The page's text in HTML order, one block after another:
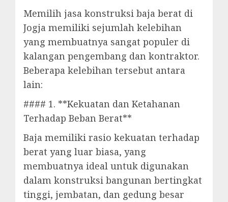
Memilih jasa konstruksi baja berat di
Jogja memiliki sejumlah kelebihan
yang membuatnya sangat populer di
kalangan pengembang dan kontraktor.
Beberapa kelebihan tersebut antara
lain:
#### 1. **Kekuatan dan Ketahanan
Terhadap Beban Berat**
Baja memiliki rasio kekuatan terhadap
berat yang luar biasa, yang
membuatnya ideal untuk digunakan
dalam konstruksi bangunan bertingkat
tinggi, jembatan, dan gedung besar